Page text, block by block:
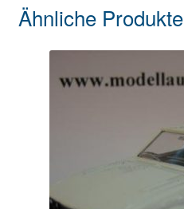
Ähnliche Produkte